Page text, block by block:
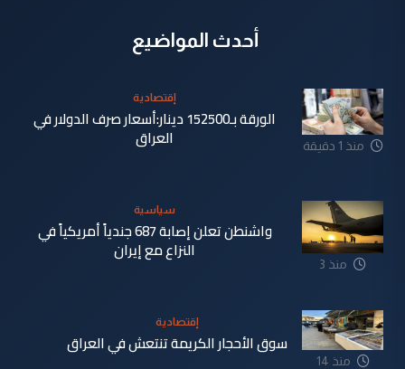
أحدث المواضيع
منذ 1 دقيقة
إقتصادية
الورقة بـ152500 دينار:أسعار صرف الدولار في
العراق
منذ 3
سياسية
واشنطن تعلن إصابة 687 جندياً أمريكياً في
النزاع مع إيران
منذ 14
إقتصادية
سوق الأحجار الكريمة تنتعش في العراق